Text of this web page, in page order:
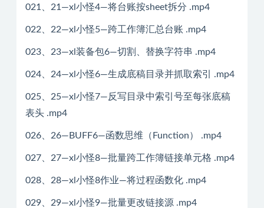
021、21—xl小怪4—将台账按sheet拆分 .mp4
022、22—xl小怪5—跨工作簿汇总台账 .mp4
023、23—xl装备包6—切割、替换字符串 .mp4
024、24—xl小怪6—生成底稿目录并抓取索引 .mp4
025、25—xl小怪7—反写目录中索引号至每张底稿
表头 .mp4
026、26—BUFF6—函数思维（Function） .mp4
027、27—xl小怪8—批量跨工作簿链接单元格 .mp4
028、28—xl小怪8作业—将过程函数化 .mp4
029、29—xl小怪9—批量更改链接源 .mp4